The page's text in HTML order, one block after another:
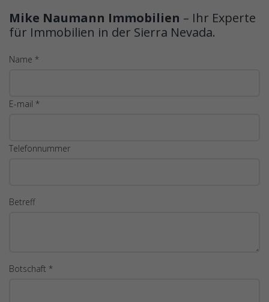
Mike Naumann Immobilien – Ihr Experte
für Immobilien in der Sierra Nevada.
Name *
E-mail *
Telefonnummer
Betreff
Botschaft *